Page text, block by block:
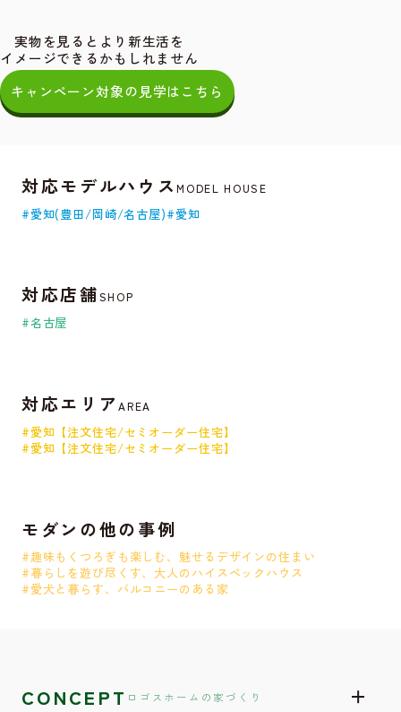
実物を見るとより新生活を
イメージできるかもしれません
キャンペーン対象の見学はこちら
対応モデルハウスMODEL HOUSE
#愛知(豊田/岡崎/名古屋)#愛知
対応店舗SHOP
#名古屋
対応エリアAREA
#愛知【注文住宅/セミオーダー住宅】
#愛知【注文住宅/セミオーダー住宅】
モダンの他の事例
#趣味もくつろぎも楽しむ、魅せるデザインの住まい
#暮らしを遊び尽くす、大人のハイスペックハウス
#愛犬と暮らす、バルコニーのある家
CONCEPT ロゴスホームの家づくり